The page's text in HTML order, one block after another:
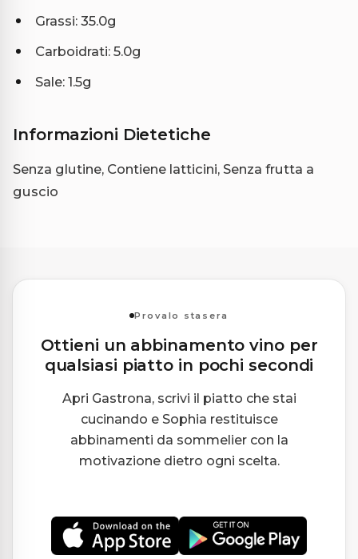
Grassi: 35.0g
Carboidrati: 5.0g
Sale: 1.5g
Informazioni Dietetiche
Senza glutine, Contiene latticini, Senza frutta a
guscio
Provalo stasera
Ottieni un abbinamento vino per
qualsiasi piatto in pochi secondi
Apri Gastrona, scrivi il piatto che stai
cucinando e Sophia restituisce
abbinamenti da sommelier con la
motivazione dietro ogni scelta.